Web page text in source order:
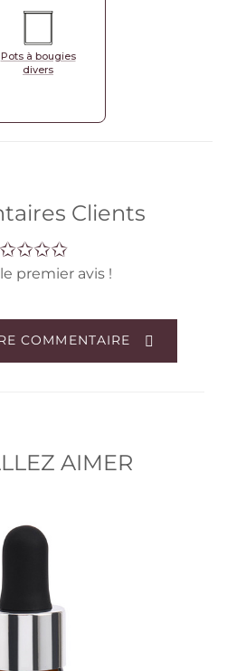
Pots à bougies
divers
Clients
premier avis !
COMMENTAIRE
AIMER